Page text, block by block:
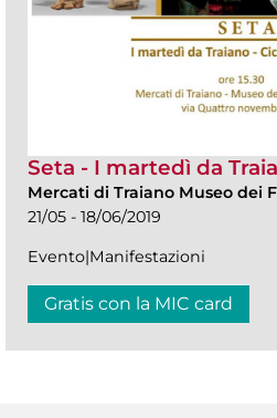
Seta - I martedì da
Mercati di Traiano Museo dei
21/05 - 18/06/2019
Evento|Manifestazioni
Gratis con la MIC card